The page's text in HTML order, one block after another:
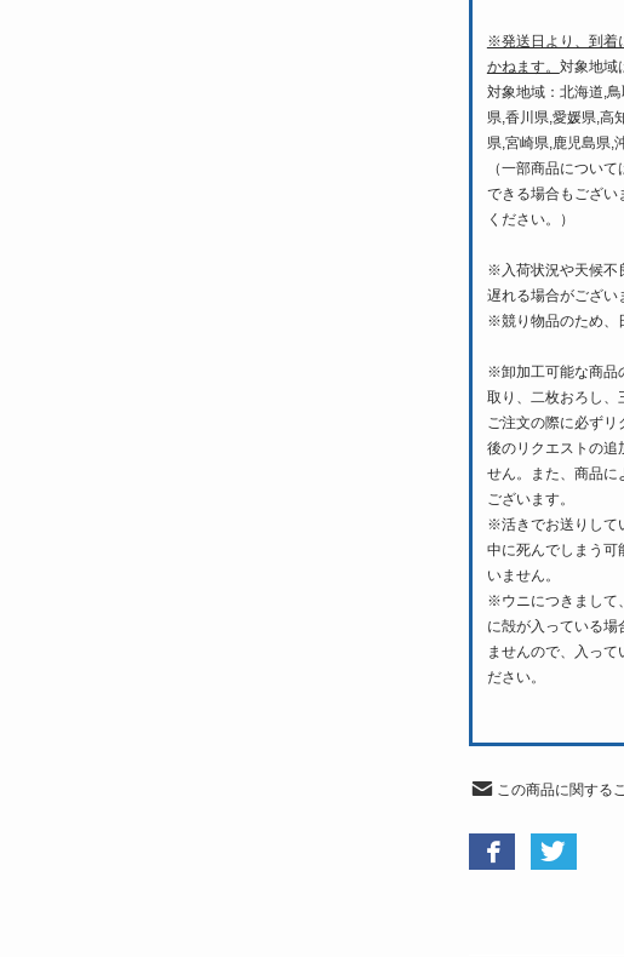
※発送日より、到着
かねます。 対象地域
対象地域：北海道,
県,香川県,愛媛県,高
県,宮崎県,鹿児島県,
（一部商品につい
できる場合もござい
ください。）
※入荷状況や天候不
遅れる場合がござい
※競り物品のため、
※卸加工可能な商品
取り、二枚おろし、
ご注文の際に必ずリ
後のリクエストの追
せん。また、商品に
ございます。
※活きでお送りして
中に死んでしまう可
いません。
※ウニにつきまして
に殻が入っている
ませんので、入って
ださい。
この商品に関する